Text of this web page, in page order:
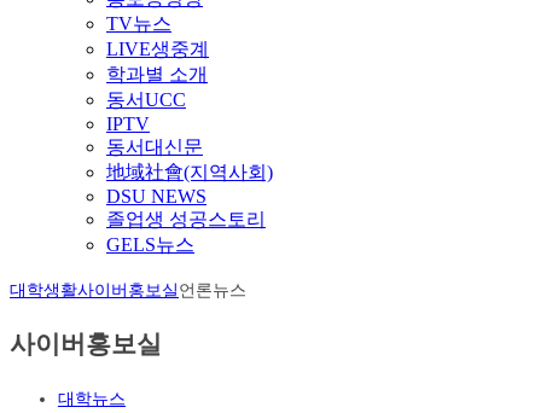
TV뉴스
LIVE생중계
학과별 소개
동서UCC
IPTV
동서대신문
地域社會(지역사회)
DSU NEWS
졸업생 성공스토리
GELS뉴스
대학생활사이버홍보실 언론뉴스
사이버홍보실
대학뉴스